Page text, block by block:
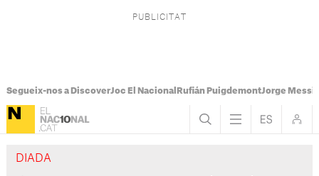
Segueix-nos a DiscoverJoc El Nacional Rufián PuigdemontJorge Messi
DIADA